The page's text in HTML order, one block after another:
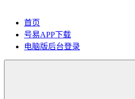
首页
号易APP下载
电脑版后台登录